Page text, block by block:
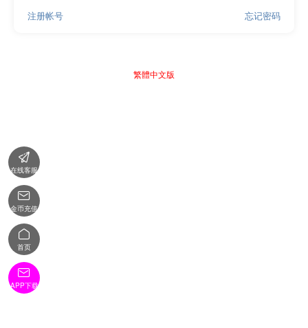
忘记密码
注册帐号
繁體中文版

在线客服

金币充值

首页

APP下载